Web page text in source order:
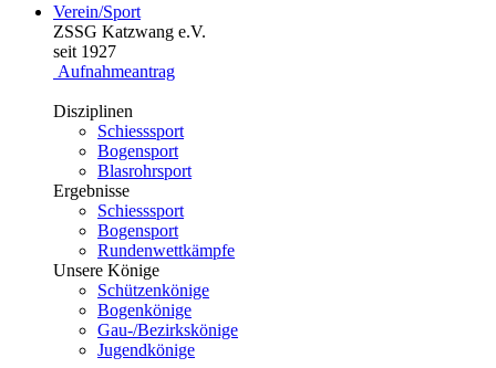
Verein/Sport
ZSSG Katzwang e.V.
seit 1927
Aufnahmeantrag
Disziplinen
Schiesssport
Bogensport
Blasrohrsport
Ergebnisse
Schiesssport
Bogensport
Rundenwettkämpfe
Unsere Könige
Schützenkönige
Bogenkönige
Gau-/Bezirkskönige
Jugendkönige